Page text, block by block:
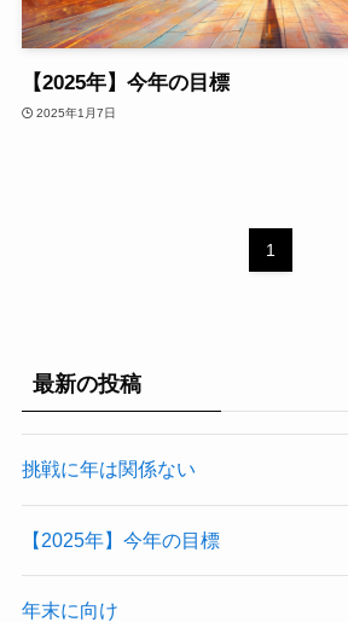
【2025年】今年の目標
2025年1月7日
1
最新の投稿
挑戦に年は関係ない
【2025年】今年の目標
年末に向け